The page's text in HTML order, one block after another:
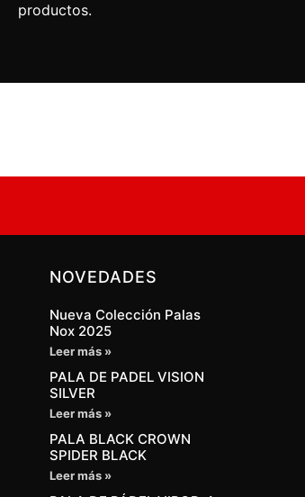
productos.
NOVEDADES
Nueva Colección Palas
Nox 2025
Leer más »
PALA DE PADEL VISION
SILVER
Leer más »
PALA BLACK CROWN
SPIDER BLACK
Leer más »